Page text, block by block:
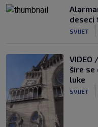
Novi
deseci
SVIJET
VIDEO
šire se
luke
SVIJET